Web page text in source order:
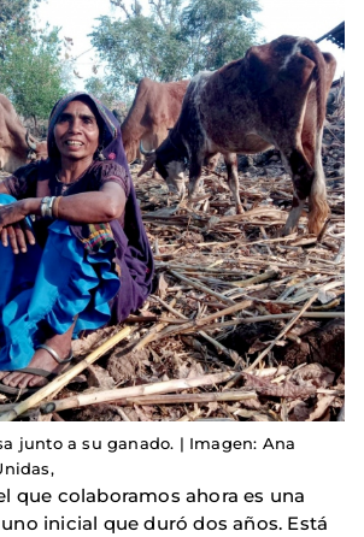
junto a su ganado. | Imagen: Ana
que colaboramos ahora es una
inicial que duró dos años. Está